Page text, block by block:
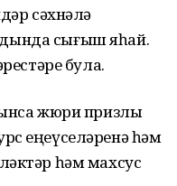
сәхнәлә
сығыш яһай.
була.
жюри призлы
еңеүселәренә һәм
һәм махсус